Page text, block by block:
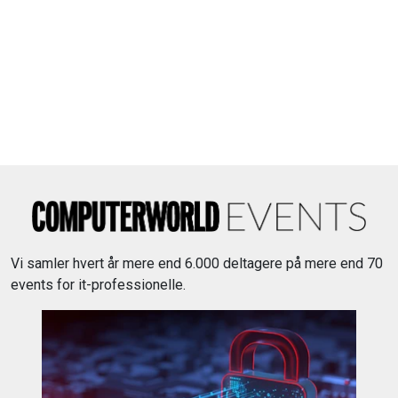
Vi samler hvert år mere end 6.000 deltagere på mere end 70
events for it-professionelle.